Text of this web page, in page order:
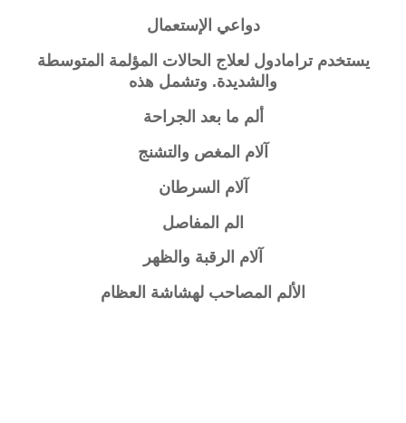
دواعي الإستعمال
يستخدم ترامادول لعلاج الحالات المؤلمة المتوسطة
والشديدة. وتشمل هذه
ألم ما بعد الجراحة
آلام المغص والتشنج
آلام السرطان
الم المفاصل
آلام الرقبة والظهر
الألم المصاحب لهشاشة العظام